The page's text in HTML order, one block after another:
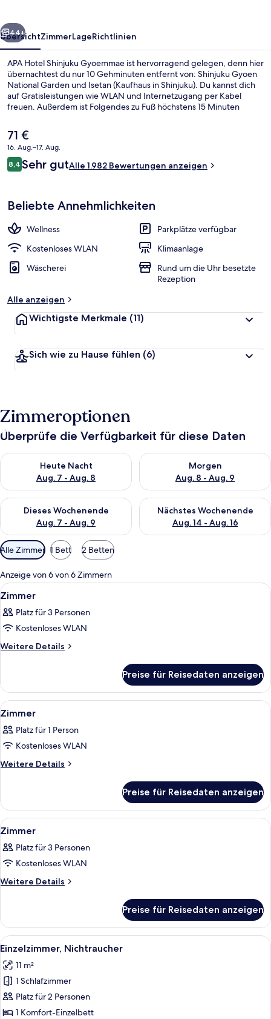
Öffentliches Bad
Weiter
44+
ÜbersichtZimmerLageRichtlinien
APA Hotel Shinjuku Gyoemmae ist hervorragend gelegen, denn hier
übernachtest du nur 10 Gehminuten entfernt von: Shinjuku Gyoen
National Garden und Isetan (Kaufhaus in Shinjuku). Du kannst dich
auf Gratisleistungen wie WLAN und Internetzugang per Kabel
freuen. Außerdem ist Folgendes zu Fuß höchstens 15 Minuten
Reisende schätzen die fußläufige Entfernung zu den öffentlichen
Verkehrsmitteln: Zur Station Shinjuku-gyoemmae sind es nur
wenige Schritte und zur Station Shinjuku-sanchōme sind es 5
Gehminuten.
Der
aktuelle
Preis
beträgt
71 €
16. Aug.–17. Aug.
Bewertungen
8,48,4 von 10.
Sehr gutAlle 1.982 Bewertungen anzeigen
Beliebte Annehmlichkeiten
Wellness
Parkplätze verfügbar
Kostenloses WLAN
Klimaanlage
Wäscherei
Rund um die Uhr besetzte
Rezeption
Alle anzeigen
Wichtigste Merkmale (11)
Sich wie zu Hause fühlen (6)
Zimmeroptionen
Überprüfe die Verfügbarkeit für diese Daten
Heute Nacht
Aug. 7 - Aug. 8
Überprüfe die Verfügbarkeit für heute Nacht, Aug. 7 - Aug. 8.
Morgen
Aug. 8 - Aug. 9
Überprüfe die Verfügbarkeit
Dieses Wochenende
Aug. 7 - Aug. 9
Überprüfe die Verfügbarkeit für dieses Wochenende, Aug. 7
Nächstes Wochenende
Aug. 14 - Aug. 16
Überprüfe die Verfügbarkeit
Verfügbare
Filter
für
Zimmer
Alle Zimmer 1 Bett 2 Betten
Anzeige von 6 von 6 Zimmern
Alle
Fotos
für
Zimmer
anzeigen
Ein Hotelzimmer mit Bett,
2
Zimmer
Platz für 3 Personen
Kostenloses WLAN
Weitere Details
Weitere
Preise für Reisedaten anzeigen
Alle
Fotos
für
Zimmer
anzeigen
Ein Hotelzimmer mit Bett, Fernseher,
2
Zimmer
Platz für 1 Person
Kostenloses WLAN
Weitere Details
Weitere
Preise für Reisedaten anzeigen
Alle
Fotos
für
Zimmer
anzeigen
Ein Hotelzimmer mit zwei Betten,
2
Zimmer
Platz für 3 Personen
Kostenloses WLAN
Weitere Details
Weitere
Preise für Reisedaten anzeigen
Alle
Fotos
für
Einzelzimmer,
Nichtraucher
anzeigen
Ein Hotelzimmer mit Bett,
18
Einzelzimmer, Nichtraucher
11 m²
1 Schlafzimmer
Platz für 2 Personen
1 Komfort-Einzelbett